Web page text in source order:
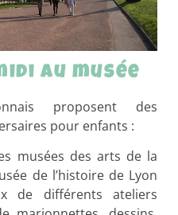
au musée
proposent des
pour enfants :
musées des arts de la
de l’histoire de Lyon
de différents ateliers